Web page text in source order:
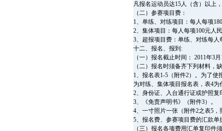
凡报名运动员达15人（含）以上
（二）参赛项目费：
1、单练、对练项目：每人每项
2、集体项目：每人每项100元人
3、超报项目费：单练、对练每人
十二、报名、报到:
（一）报名截止时间： 2011年3
（二）报名时须备齐下列材料，
1、报名表1-5（附件2）。为了
为对练、集体项目报名表，表4
2、身份证、入台通行证或护照
3、《免责声明书》（附件3）。
4、一寸照片一张（附件2之表5
5、报名费、参赛项目费的汇款单
（三）报名各项费用汇单复印件